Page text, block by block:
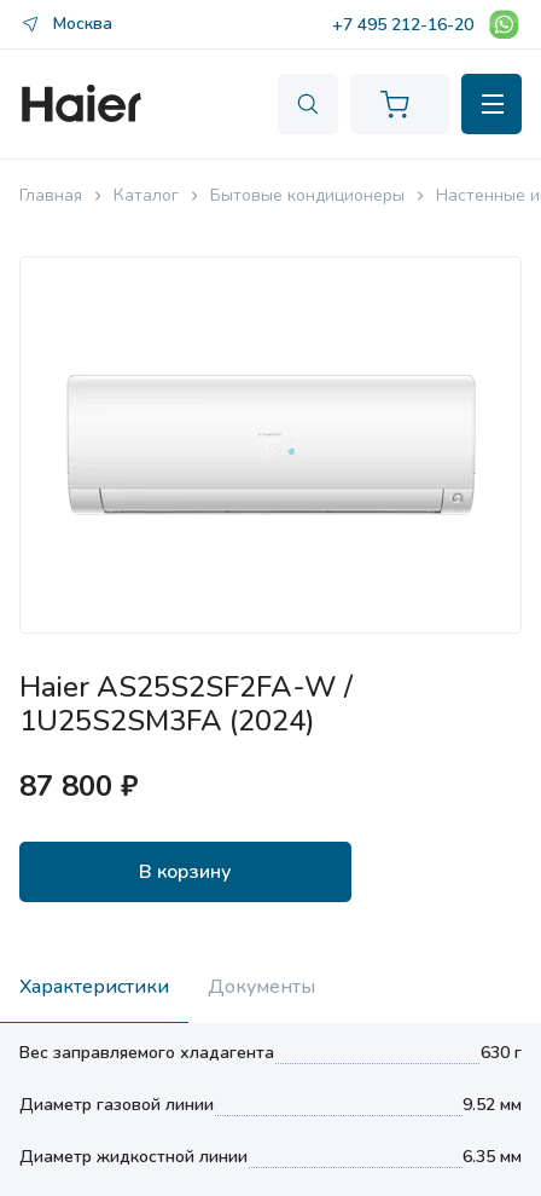
Москва +7 495 212-16-20
Главная Каталог Бытовые кондиционеры Настенные
Haier AS25S2SF2FA-W /
1U25S2SM3FA (2024)
87 800 ₽
В корзину
Характеристики Документы
Вес заправляемого хладагента 630 г
Диаметр газовой линии 9.52 мм
Диаметр жидкостной линии 6.35 мм